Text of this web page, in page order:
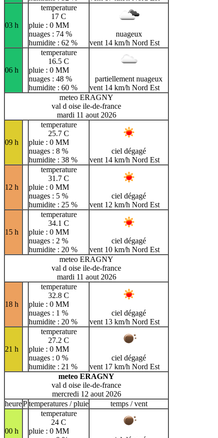
03 h
temperature
17 C
pluie : 0 MM
nuages : 74 %
humidite : 62 %
nuageux
vent 14 km/h Nord Est
06 h
temperature
16.5 C
pluie : 0 MM
nuages : 48 %
humidite : 60 %
partiellement nuageux
vent 14 km/h Nord Est
meteo ERAGNY
val d oise ile-de-france
mardi 11 aout 2026
09 h
temperature
25.7 C
pluie : 0 MM
nuages : 8 %
humidite : 38 %
ciel dégagé
vent 14 km/h Nord Est
12 h
temperature
31.7 C
pluie : 0 MM
nuages : 5 %
humidite : 25 %
ciel dégagé
vent 12 km/h Nord Est
15 h
temperature
34.1 C
pluie : 0 MM
nuages : 2 %
humidite : 20 %
ciel dégagé
vent 10 km/h Nord Est
meteo ERAGNY
val d oise ile-de-france
mardi 11 aout 2026
18 h
temperature
32.8 C
pluie : 0 MM
nuages : 1 %
humidite : 20 %
ciel dégagé
vent 13 km/h Nord Est
21 h
temperature
27.2 C
pluie : 0 MM
nuages : 0 %
humidite : 21 %
ciel dégagé
vent 17 km/h Nord Est
meteo ERAGNY
val d oise ile-de-france
mercredi 12 aout 2026
heurePtemperatures / pluie temps / vent
00 h
temperature
24 C
pluie : 0 MM